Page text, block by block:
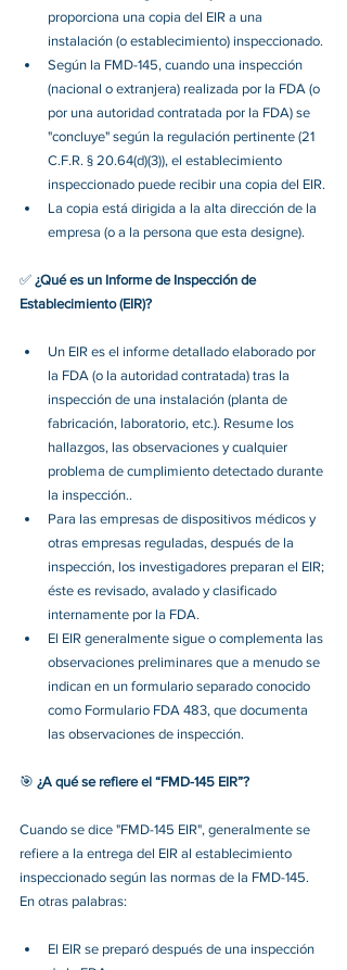
proporciona una copia del EIR a una
instalación (o establecimiento) inspeccionado.
Según la FMD-145, cuando una inspección
(nacional o extranjera) realizada por la FDA (o
por una autoridad contratada por la FDA) se
"concluye" según la regulación pertinente (21
C.F.R. § 20.64(d)(3)), el establecimiento
inspeccionado puede recibir una copia del EIR.
La copia está dirigida a la alta dirección de la
empresa (o a la persona que esta designe).
✅ ¿Qué es un Informe de Inspección de
Establecimiento (EIR)?
Un EIR es el informe detallado elaborado por
la FDA (o la autoridad contratada) tras la
inspección de una instalación (planta de
fabricación, laboratorio, etc.). Resume los
hallazgos, las observaciones y cualquier
problema de cumplimiento detectado durante
la inspección..
Para las empresas de dispositivos médicos y
otras empresas reguladas, después de la
inspección, los investigadores preparan el EIR;
éste es revisado, avalado y clasificado
internamente por la FDA.
El EIR generalmente sigue o complementa las
observaciones preliminares que a menudo se
indican en un formulario separado conocido
como Formulario FDA 483, que documenta
las observaciones de inspección.
🎯 ¿A qué se refiere el “FMD-145 EIR”?
Cuando se dice "FMD-145 EIR", generalmente se
refiere a la entrega del EIR al establecimiento
inspeccionado según las normas de la FMD-145.
En otras palabras:
El EIR se preparó después de una inspección